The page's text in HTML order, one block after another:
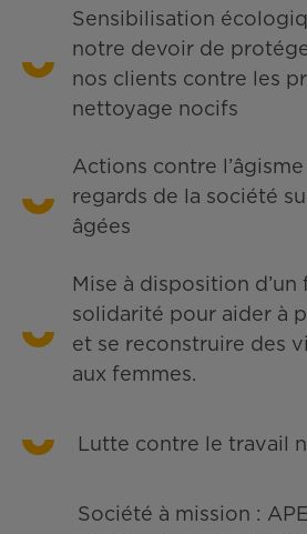
Sensibilisation
notre devoir de
nos clients contre les
nettoyage nocifs
Actions contre
regards de la société
âgées
Mise à disposition d’un
solidarité pour aider à
et se reconstruire des
aux femmes.
Lutte contre le travail
Société à mission :